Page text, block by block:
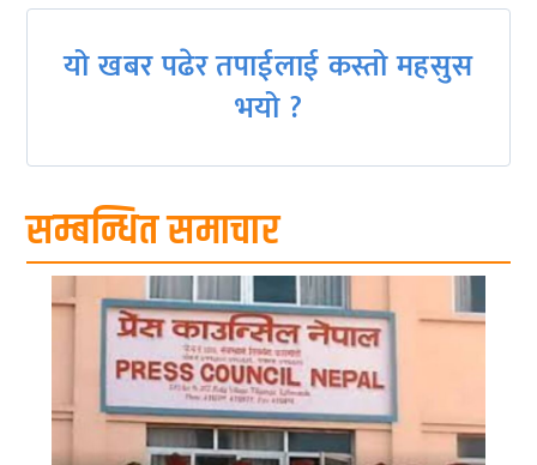
यो खबर पढेर तपाईलाई कस्तो महसुस
भयो ?
सम्बन्धित समाचार